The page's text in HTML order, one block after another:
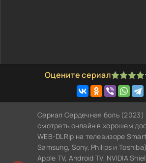
Оцените сериал
1 2 3 4 5
Сериал Сердечная боль
смотреть онлайн в хорошем
WEB-DLRip на телевизоре
Samsung, Sony, Philips и
Apple TV, Android TV, NVIDIA